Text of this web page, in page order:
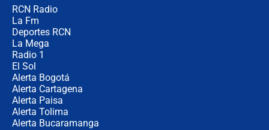
RCN Radio
La Fm
Deportes RCN
La Mega
Radio 1
El Sol
Alerta Bogotá
Alerta Cartagena
Alerta Paisa
Alerta Tolima
Alerta Bucaramanga